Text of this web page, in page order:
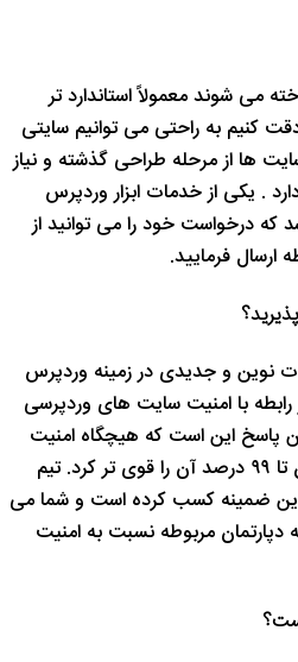
می شوند معمولاً استاندارد تر
کنیم به راحتی می توانیم سایتی
ها از مرحله طراحی گذشته و نیاز
. یکی از خدمات ابزار وردپرس
که درخواست خود را می توانید از
ارسال فرمایید.
نوین و جدیدی در زمینه وردپرس
رابطه با امنیت سایت های وردپرسی
پاسخ این است که هیچگاه امنیت
صد در صد نیست اما می توان تا ۹۹ درصد آن را قوی تر کرد. تیم
این ضمینه کسب کرده است و شما می
دپارتمان مربوطه نسبت به امنیت